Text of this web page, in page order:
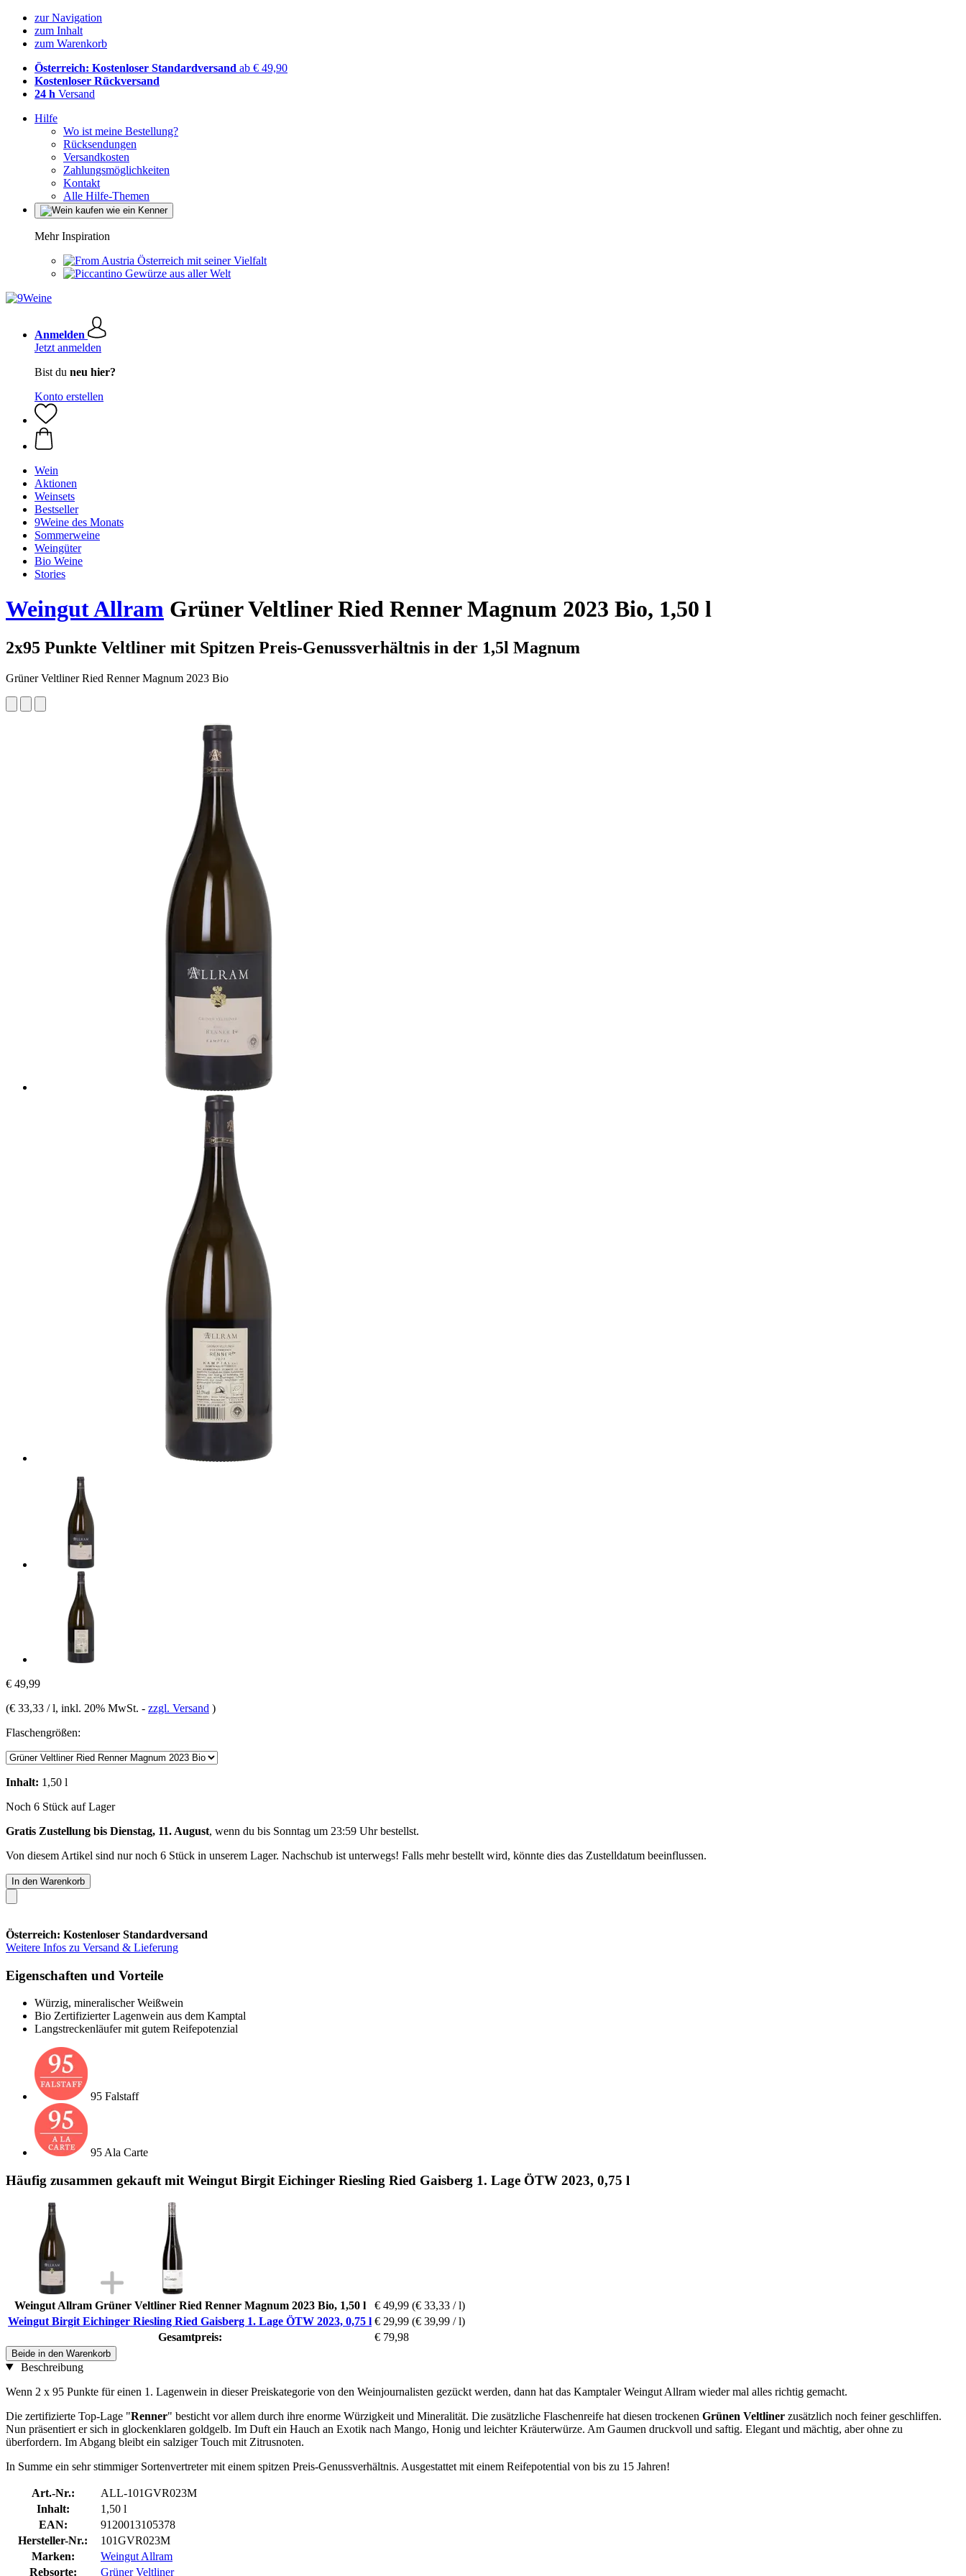
zur Navigation
zum Inhalt
zum Warenkorb
Österreich: Kostenloser Standardversand ab € 49,90
Kostenloser Rückversand
24 h Versand
Hilfe
Wo ist meine Bestellung?
Rücksendungen
Versandkosten
Zahlungsmöglichkeiten
Kontakt
Alle Hilfe-Themen
Mehr Inspiration
Österreich mit seiner Vielfalt
Gewürze aus aller Welt
Anmelden
Jetzt anmelden
Bist du neu hier?
Konto erstellen
Wein
Aktionen
Weinsets
Bestseller
9Weine des Monats
Sommerweine
Weingüter
Bio Weine
Stories
Weingut Allram Grüner Veltliner Ried Renner Magnum 2023 Bio, 1,50 l
2x95 Punkte Veltliner mit Spitzen Preis-Genussverhältnis in der 1,5l Magnum
Grüner Veltliner Ried Renner Magnum 2023 Bio
€ 49,99
(€ 33,33 / l, inkl. 20% MwSt. - zzgl. Versand )
Flaschengrößen:
Inhalt: 1,50 l
Noch 6 Stück auf Lager
Gratis Zustellung bis Dienstag, 11. August, wenn du bis Sonntag um 23:59 Uhrbestellst.
Von diesem Artikel sind nur noch 6 Stück in unserem Lager. Nachschub ist unterwegs! Falls mehr bestellt wird, könnte dies das Zustelldatum beeinflussen.
In den Warenkorb
Österreich: Kostenloser Standardversand
Weitere Infos zu Versand & Lieferung
Eigenschaften und Vorteile
Würzig, mineralischer Weißwein
Bio Zertifizierter Lagenwein aus dem Kamptal
Langstreckenläufer mit gutem Reifepotenzial
95 Falstaff
95 Ala Carte
Häufig zusammen gekauft mit Weingut Birgit Eichinger Riesling Ried Gaisberg 1. Lage ÖTW 2023, 0,75 l
Weingut Allram Grüner Veltliner Ried Renner Magnum 2023 Bio, 1,50 l € 49,99 (€ 33,33 / l)
Weingut Birgit Eichinger Riesling Ried Gaisberg 1. Lage ÖTW 2023, 0,75 l € 29,99 (€ 39,99 / l)
Gesamtpreis:
€ 79,98
Beide in den Warenkorb
Beschreibung
Wenn 2 x 95 Punkte für einen 1. Lagenwein in dieser Preiskategorie von den Weinjournalisten gezückt werden, dann hat das Kamptaler Weingut Allram wieder mal alles richtig gemacht.
Die zertifizierte Top-Lage "Renner" besticht vor allem durch ihre enorme Würzigkeit und Mineralität. Die zusätzliche Flaschenreife hat diesen trockenen Grünen Veltliner zusätzlich noch feiner geschliffen.
Nun präsentiert er sich in glockenklaren goldgelb. Im Duft ein Hauch an Exotik nach Mango, Honig und leichter Kräuterwürze. Am Gaumen druckvoll und saftig. Elegant und mächtig, aber ohne zu
überfordern. Im Abgang bleibt ein salziger Touch mit Zitrusnoten.
In Summe ein sehr stimmiger Sortenvertreter mit einem spitzen Preis-Genussverhältnis. Ausgestattet mit einem Reifepotential von bis zu 15 Jahren!
Art.-Nr.:
ALL-101GVR023M
Inhalt:
1,50 l
EAN:
9120013105378
Hersteller-Nr.:
101GVR023M
Marken:
Weingut Allram
Rebsorte:
Grüner Veltliner